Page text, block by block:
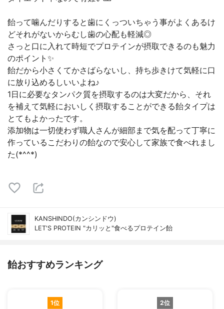
飴って噛んだりすると歯にくっついちゃう事がよくあるけ
どそれがないからむし歯の心配も軽減◎
さっと口に入れて時短でプロテインが摂取できるのも魅力
のポイント✨
飴だから小さくてかさばらないし、持ち歩きけて気軽に口
に放り込めるしいいよね♪
1日に必要なタンパク質を摂取するのは大変だから、それ
を補えて気軽においしく摂取することができる飴タイプは
とてもよかったです。
添加物は一切使わず職人さんが細部まで気を配って丁寧に
作っているこだわりの飴なので安心して家族で食べれまし
た(*^^*)
KANSHINDO(カンシンドウ)
LET'S PROTEIN "カリッと"食べるプロテイン飴
飴おすすめランキング
1位 2位